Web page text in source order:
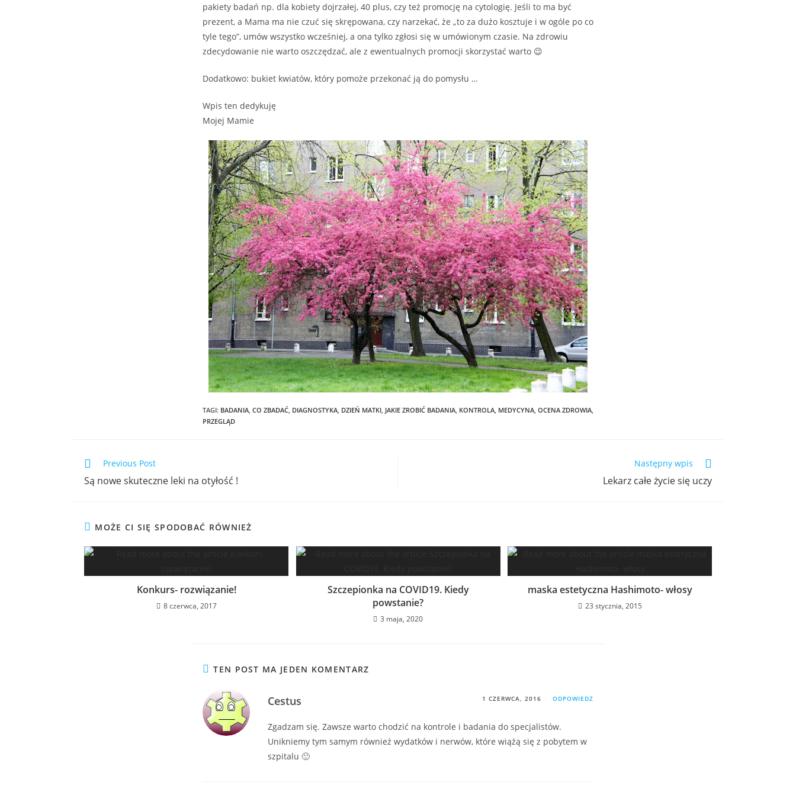
pakiety badań np. dla kobiety dojrzałej, 40 plus, czy też promocję na cytologię. Jeśli to ma być
prezent, a Mama ma nie czuć się skrępowana, czy narzekać, że „to za dużo kosztuje i w ogóle po co
tyle tego”, umów wszystko wcześniej, a ona tylko zgłosi się w umówionym czasie. Na zdrowiu
zdecydowanie nie warto oszczędzać, ale z ewentualnych promocji skorzystać warto 😉
Dodatkowo: bukiet kwiatów, który pomoże przekonać ją do pomysłu …
Wpis ten dedykuję
Mojej Mamie
TAGI: BADANIA CO ZBADAĆ DIAGNOSTYKA DZIEŃ MATKI JAKIE ZROBIĆ BADANIA KONTROLA MEDYCYNA OCENA ZDROWIA
PRZEGLĄD
Previous Post
Są nowe skuteczne leki na otyłość !
Następny wpis
Lekarz całe życie się uczy
MOŻE CI SIĘ SPODOBAĆ RÓWNIEŻ
Konkurs- rozwiązanie!
8 czerwca, 2017
Szczepionka na COVID19. Kiedy
powstanie?
3 maja, 2020
maska estetyczna Hashimoto- włosy
23 stycznia, 2015
TEN POST MA JEDEN KOMENTARZ
Cestus 1 CZERWCA, 2016 ODPOWIEDZ
Zgadzam się. Zawsze warto chodzić na kontrole i badania do specjalistów.
Unikniemy tym samym również wydatków i nerwów, które wiążą się z pobytem w
szpitalu 🙂